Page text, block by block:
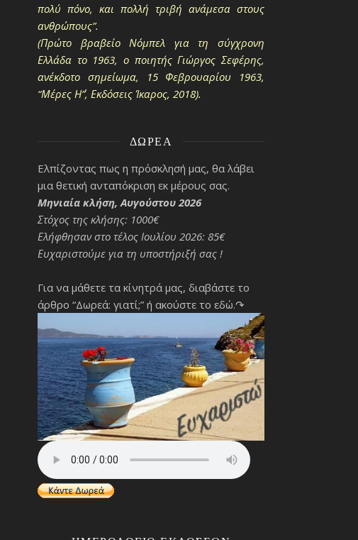
πολύ πόνο, και πολλή τριβή ανάμεσα στους
ανθρώπους”.
(Πρώτο βραβείο Νόμπελ για τη σύγχρονη
Ελλάδα το 1963, ο ποιητής Γιώργος Σεφέρης,
ανέκδοτο σημείωμα, 15 Φεβρουαρίου 1963,
“Μέρες Η΄”, Εκδόσεις Ίκαρος, 2018).
ΔΩΡΕΆ
Ελπίζοντας πως η πρόσκλησή μας, θα λάβει
μια θετική ανταπόκριση εκ μέρους σας.
Μηνιαία κλήση, Αυγούστου 2026
Στόχος της κλήσης: 1000€
Ελήφθησαν στο τέλος Ιουλίου 2026: 85€
Ευχαριστούμε για τη υποστήριξή σας !
Για να μάθετε τα κίνητρά μας, διαβάστε το
άρθρο “Δωρεά: γιατί;” ή ακούστε το εδώ.↷